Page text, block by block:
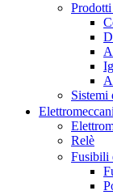
Sistemi
Relè
Fusibili